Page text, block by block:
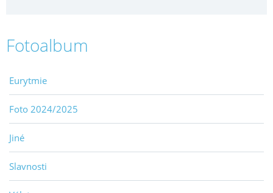
Fotoalbum
Eurytmie
Foto 2024/2025
Jiné
Slavnosti